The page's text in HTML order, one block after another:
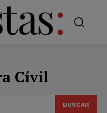
Cívil
BUSCAR